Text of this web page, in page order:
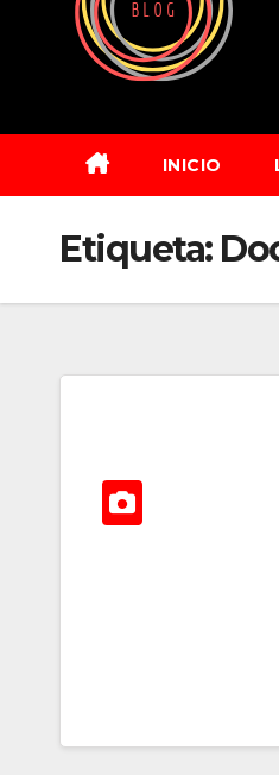
INICIO
Etiqueta: